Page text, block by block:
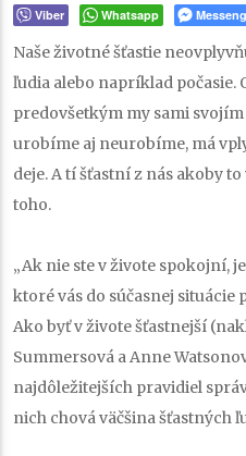
Viber Whatsapp
Naše životné šťastie
ľudia alebo napríklad počasie.
predovšetkým my sami
urobíme aj neurobíme, má
deje. A tí šťastní z nás akoby
toho.
„Ak nie ste v živote spokojní,
ktoré vás do súčasnej situácie
Ako byť v živote šťastnejší
Summersová a Anne
najdôležitejších pravidiel
nich chová väčšina šťastných